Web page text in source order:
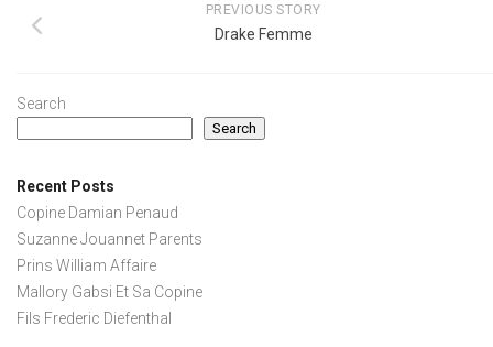
PREVIOUS STORY
Drake Femme
Search
Search
Recent Posts
Copine Damian Penaud
Suzanne Jouannet Parents
Prins William Affaire
Mallory Gabsi Et Sa Copine
Fils Frederic Diefenthal